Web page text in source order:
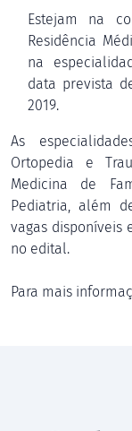
Estejam na
Residência
na
data prevista
2019.
As
Ortopedia e
Medicina de
Pediatria, além
vagas disponíveis
no edital.
Para mais